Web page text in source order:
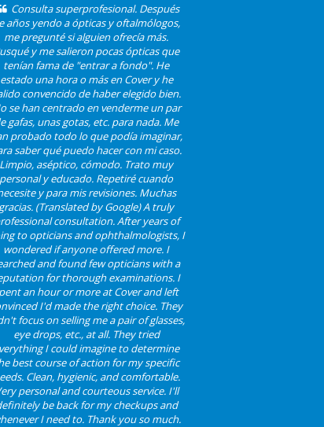
Consulta superprofesional. Después
años yendo a ópticas y oftalmólogos,
me pregunté si alguien ofrecía más.
y me salieron pocas ópticas que
tenían fama de "entrar a fondo". He
estado una hora o más en Cover y he
convencido de haber elegido bien.
se han centrado en venderme un par
gafas, unas gotas, etc. para nada. Me
probado todo lo que podía imaginar,
saber qué puedo hacer con mi caso.
Limpio, aséptico, cómodo. Trato muy
personal y educado. Repetiré cuando
y para mis revisiones. Muchas
gracias. (Translated by Google) A truly
consultation. After years of
to opticians and ophthalmologists, I
wondered if anyone offered more. I
and found few opticians with a
for thorough examinations. I
an hour or more at Cover and left
I'd made the right choice. They
focus on selling me a pair of glasses,
eye drops, etc., at all. They tried
I could imagine to determine
best course of action for my specific
Clean, hygienic, and comfortable.
personal and courteous service. I'll
be back for my checkups and
I need to. Thank you so much.